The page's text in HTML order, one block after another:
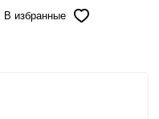
В избранные